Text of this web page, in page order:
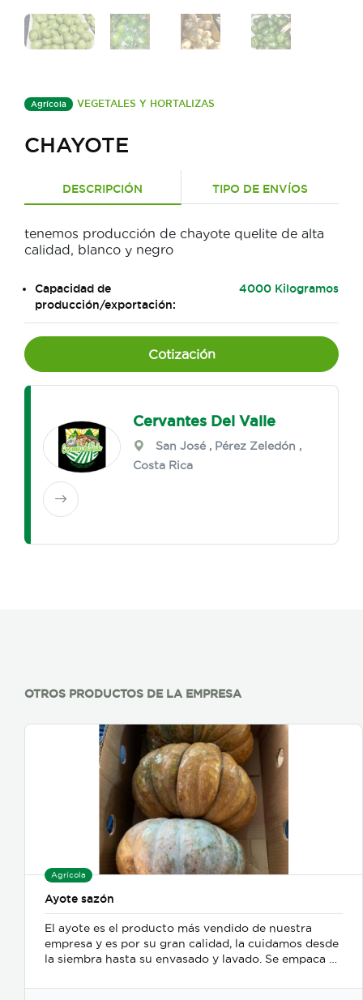
Agrícola VEGETALES Y HORTALIZAS
CHAYOTE
DESCRIPCIÓN TIPO DE ENVÍOS
tenemos producción de chayote quelite de alta
calidad, blanco y negro
Capacidad de
producción/exportación:
4000 Kilogramos
Cotización
Cervantes Del Valle
San José , Pérez Zeledón ,
Costa Rica
OTROS PRODUCTOS DE LA EMPRESA
Agrícola
Ayote sazón
El ayote es el producto más vendido de nuestra
empresa y es por su gran calidad, la cuidamos desde
la siembra hasta su envasado y lavado. Se empaca en
cliente.